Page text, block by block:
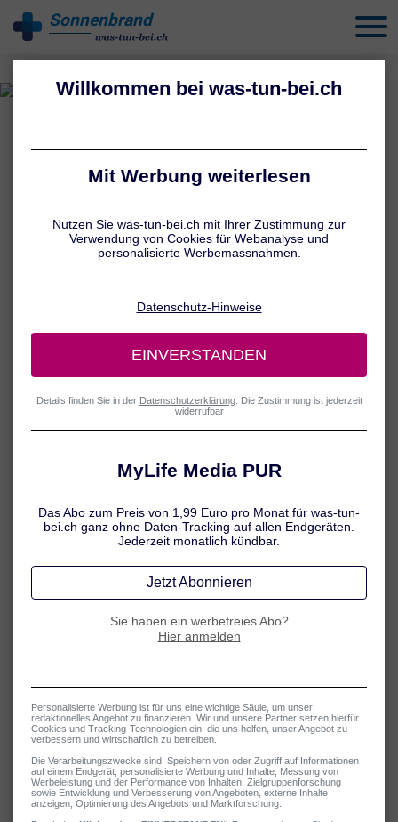
Sonnenbrandbehandeln
Sandra Winter
Gesundheitsredaktion,
Medizin
ausgewiesener Expertise in den Bereichen
Ernährungswissenschaften, alternative Heilmethoden und
Sportmedizin. Als staatlich geprüfte Heilpraktikerin mit
Fachrichtung Sportmedizin kombiniert sie fundiertes medizinisches
Wissen mit einem ganzheitlichen Ansatz für Wohlbefinden und
Ernährungstrainerin. Sandra versteht es, komplexe
wissenschaftliche Themen für ein breites Publikum verständlich,
Seit 2010 ist sie als Redakteurin beim DVGE Verlag für Gesundheit
redaktionell verantwortlich für sportmedizinische Inhalte. Darüber
hinaus verantwortet Sandra die fachlich-medizinische
Osteopathie und Allergie.
und Trends in der Gesundheitsbranche.
Über uns – behandeln.de